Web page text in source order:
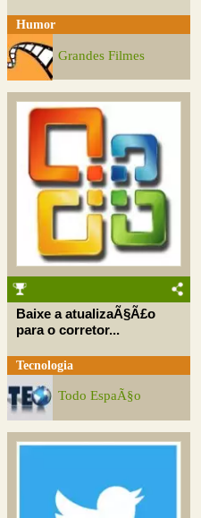
Humor
Grandes Filmes
Baixe a atualizaÃ§Ã£o
para o corretor...
Tecnologia
Todo EspaÃ§o